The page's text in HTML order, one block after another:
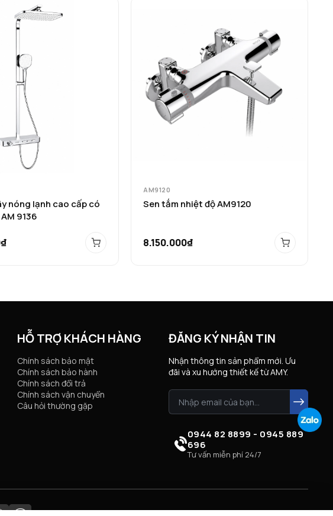
nóng lạnh cao cấp có
9136
AM9120
Sen tắm nhiệt độ AM9120
8.150.000₫
HỖ TRỢ KHÁCH HÀNG
Chính sách bảo mật
Chính sách bảo hành
Chính sách đổi trả
Chính sách vận chuyển
Câu hỏi thường gặp
ĐĂNG KÝ NHẬN TIN
Nhận thông tin sản phẩm mới. Ưu
đãi và xu hướng thiết kế từ AMY.
0944 82 8899 - 0945 889
696
Tư vấn miễn phí 24/7